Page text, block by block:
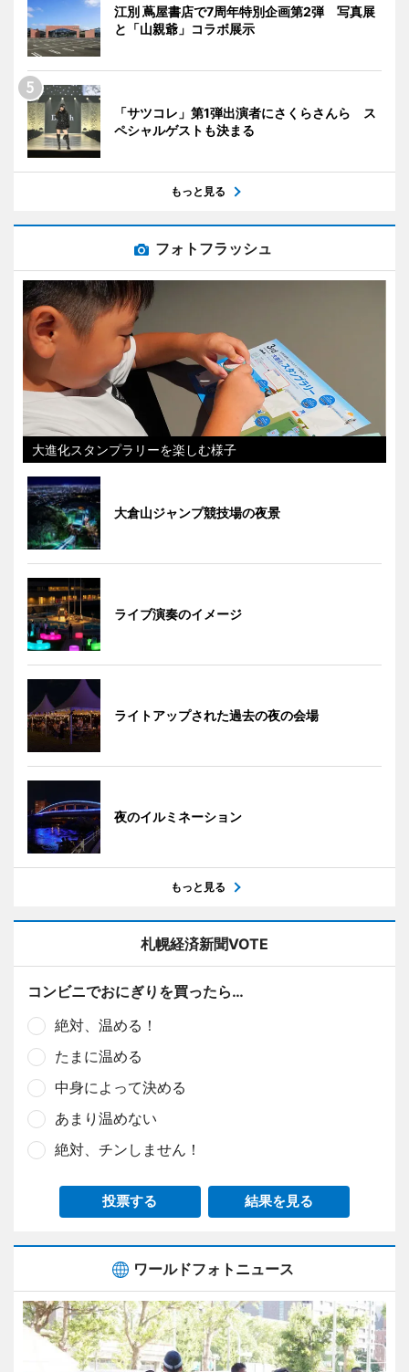
江別 蔦屋書店で7周年特別企画第2弾 写真展
と「山親爺」コラボ展示
「サツコレ」第1弾出演者にさくらさんら ス
ペシャルゲストも決まる
もっと見る
フォトフラッシュ
大進化スタンプラリーを楽しむ様子
大倉山ジャンプ競技場の夜景
ライブ演奏のイメージ
ライトアップされた過去の夜の会場
夜のイルミネーション
もっと見る
札幌経済新聞VOTE
コンビニでおにぎりを買ったら…
絶対、温める！
たまに温める
中身によって決める
あまり温めない
絶対、チンしません！
投票する 結果を見る
ワールドフォトニュース